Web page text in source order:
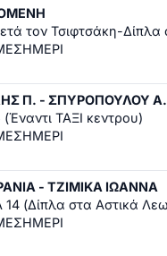
τον Τσιφτσάκη-Δίπλα
Π. - ΣΠΥΡΟΠΟΥΛΟΥ Α.
ΤΑΞΙ κεντρου)
- ΤΖΙΜΙΚΑ ΙΩΑΝΝΑ
(Δίπλα στα Αστικά